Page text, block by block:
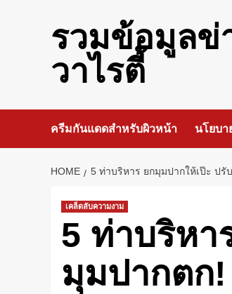
รวมข้อมูลข่
วาไรตี้
ครีมกันแดดสำหรับผิวหน้า นโยบา
HOME 5 ท่าบริหาร ยกมุมปากให้เป๊ะ ป
เคล็ดลับความงาม
5 ท่าบริหา
มุมปากตก!